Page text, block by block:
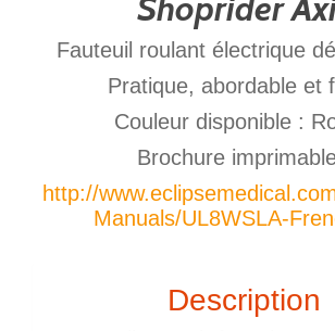
Fauteuil roulant électrique
Pratique, abordable et
Couleur disponible :
Brochure
http://
Manuals/UL8WSLA-
Description